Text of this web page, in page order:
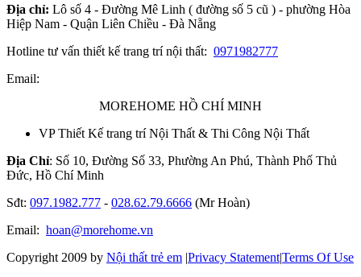
Địa chỉ: Lô số 4 - Đường Mê Linh ( đường số 5 cũ ) - phường Hòa
Hiệp Nam - Quận Liên Chiều - Đà Nẵng
Hotline tư vấn thiết kế trang trí nội thất: 0971982777
Email:
MOREHOME HỒ CHÍ MINH
VP Thiết Kế trang trí Nội Thất & Thi Công Nội Thất
Địa Chỉ: Số 10, Đường Số 33, Phường An Phú, Thành Phố Thủ
Đức, Hồ Chí Minh
Sđt: 097.1982.777 - 028.62.79.6666 (Mr Hoàn)
Email: hoan@morehome.vn
Copyright 2009 by Nội thất trẻ em |Privacy Statement|Terms Of Use